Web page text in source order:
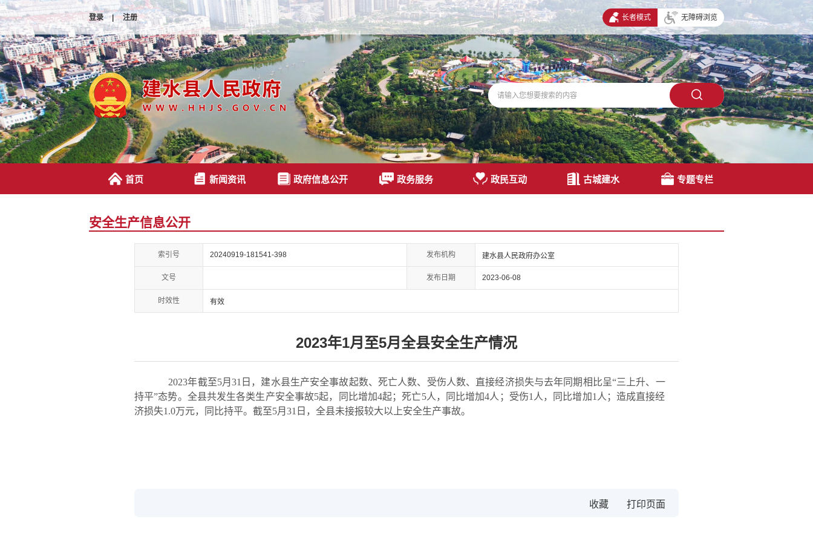
登录 | 注册 长者模式 无障碍浏览
首页 新闻资讯 政府信息公开 政务服务 政民互动 古城建水 专题专栏
安全生产信息公开
索引号 20240919-181541-398 发布机构 建水县人民政府办公室
文号 发布日期 2023-06-08
时效性 有效
2023年1月至5月全县安全生产情况
2023年截至5月31日，建水县生产安全事故起数、死亡人数、受伤人数、直接经济损失与去年同期相比呈“三上升、一
持平”态势。全县共发生各类生产安全事故5起，同比增加4起；死亡5人，同比增加4人；受伤1人，同比增加1人；造成直接经
济损失1.0万元，同比持平。截至5月31日，全县未接报较大以上安全生产事故。
收藏